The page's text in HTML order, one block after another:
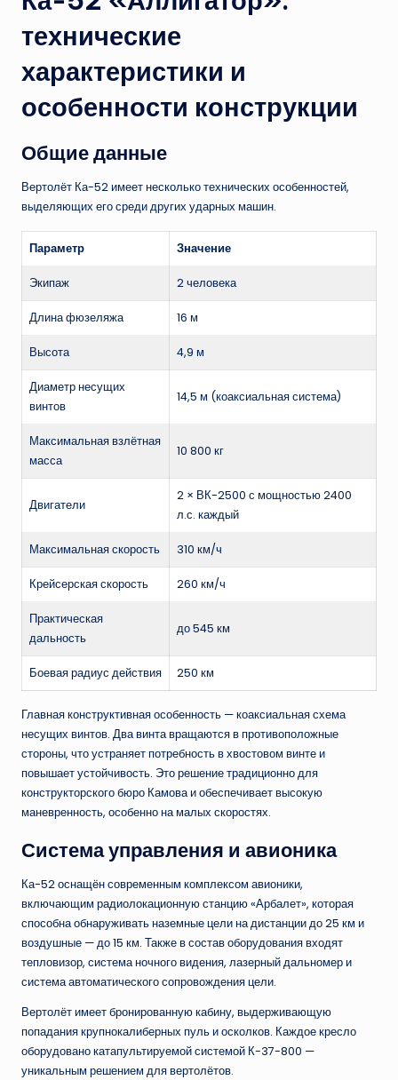
технические
характеристики и
особенности конструкции
Общие данные
Вертолёт Ка-52 имеет несколько технических особенностей,
выделяющих его среди других ударных машин.
Параметр Значение
Экипаж 2 человека
Длина фюзеляжа 16 м
Высота 4,9 м
Диаметр несущих
винтов
14,5 м (коаксиальная система)
Максимальная взлётная
масса
10 800 кг
Двигатели
2 × ВК-2500 с мощностью 2400
л.с. каждый
Максимальная скорость 310 км/ч
Крейсерская скорость 260 км/ч
Практическая
дальность
до 545 км
Боевая радиус действия 250 км
Главная конструктивная особенность — коаксиальная схема
несущих винтов. Два винта вращаются в противоположные
стороны, что устраняет потребность в хвостовом винте и
повышает устойчивость. Это решение традиционно для
конструкторского бюро Камова и обеспечивает высокую
маневренность, особенно на малых скоростях.
Система управления и авионика
Ка-52 оснащён современным комплексом авионики,
включающим радиолокационную станцию «Арбалет», которая
способна обнаруживать наземные цели на дистанции до 25 км и
воздушные — до 15 км. Также в состав оборудования входят
тепловизор, система ночного видения, лазерный дальномер и
система автоматического сопровождения цели.
Вертолёт имеет бронированную кабину, выдерживающую
попадания крупнокалиберных пуль и осколков. Каждое кресло
оборудовано катапультируемой системой К-37-800 —
уникальным решением для вертолётов.